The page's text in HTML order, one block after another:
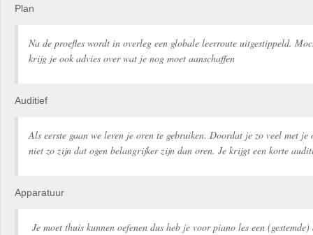
Plan
Na de proefles wordt in overleg een globale leerroute uitgestippeld.
krijg je ook advies over wat je nog moet aanschaffen
Auditief
Als eerste gaan we leren je oren te gebruiken. Doordat je zo veel met je
niet zo zijn dat ogen belangrijker zijn dan oren. Je krijgt een korte
Apparatuur
Je moet thuis kunnen oefenen dus heb je voor piano les een (gestemde)